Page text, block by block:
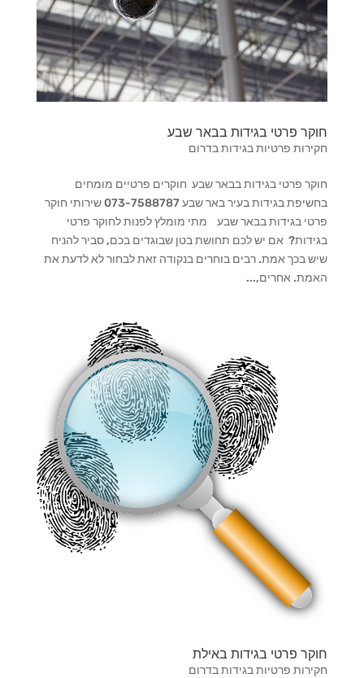
חוקר פרטי בגידות בבאר שבע
חקירות פרטיות בגידות בדרום
חוקר פרטי בגידות בבאר שבע חוקרים פרטיים מומחים
בחשיפת בגידות בעיר באר שבע 073-7588787 שירותי חוקר
פרטי בגידות בבאר שבע מתי מומלץ לפנות לחוקר פרטי
בגידות? אם יש לכם תחושת בטן שבוגדים בכם, סביר להניח
שיש בכך אמת. רבים בוחרים בנקודה זאת לבחור לא לדעת את
האמת. אחרים,...
חוקר פרטי בגידות באילת
חקירות פרטיות בגידות בדרום